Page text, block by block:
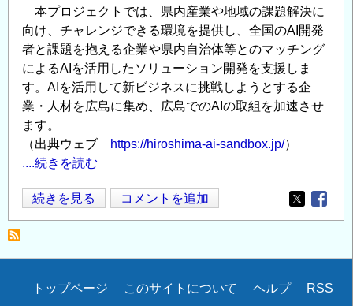
本プロジェクトでは、県内産業や地域の課題解決に
向け、チャレンジできる環境を提供し、全国のAI開発
者と課題を抱える企業や県内自治体等とのマッチング
によるAIを活用したソリューション開発を支援しま
す。AIを活用して新ビジネスに挑戦しようとする企
業・人材を広島に集め、広島でのAIの取組を加速させ
ます。
（出典ウェブ
https://hiroshima-ai-sandbox.jp/）
....続きを読む
【広
島
関
第
続きを見る コメントを追加
Opens in
Secondary
トップページ このサイトについて ヘルプ RSS